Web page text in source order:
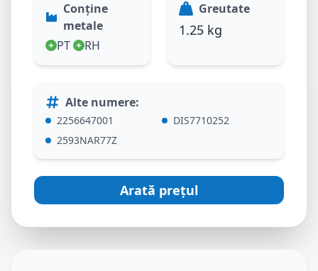
Conține
metale
PT
RH
Greutate
1.25 kg
Alte numere:
2256647001
DIS7710252
2593NAR77Z
Arată prețul